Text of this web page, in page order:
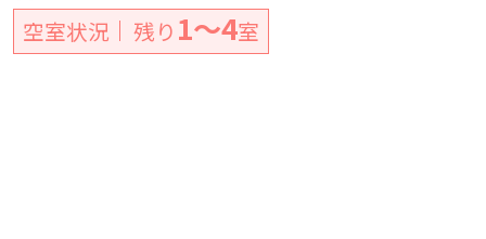
空室状況 残り 1〜4室